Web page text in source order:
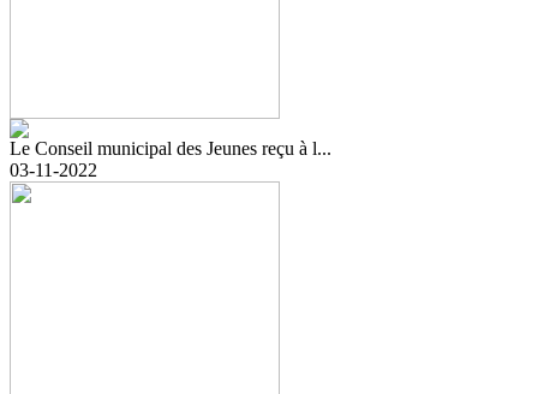
Le Conseil municipal des Jeunes reçu à l...
03-11-2022